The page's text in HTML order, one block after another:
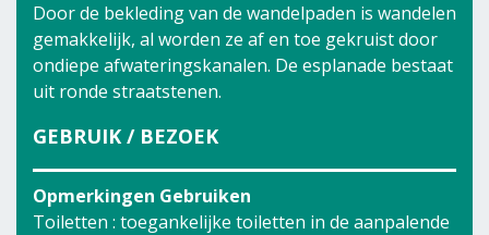
Door de bekleding van de wandelpaden is wandelen
gemakkelijk, al worden ze af en toe gekruist door
ondiepe afwateringskanalen. De esplanade bestaat
uit ronde straatstenen.
GEBRUIK / BEZOEK
Opmerkingen Gebruiken
Toiletten : toegankelijke toiletten in de aanpalende